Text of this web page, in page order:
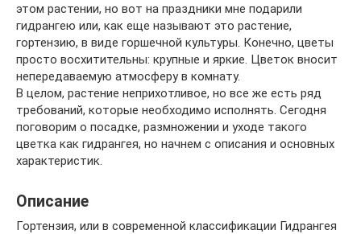
этом растении, но вот на праздники мне подарили
гидрангею или, как еще называют это растение,
гортензию, в виде горшечной культуры. Конечно, цветы
просто восхитительны: крупные и яркие. Цветок вносит
непередаваемую атмосферу в комнату.
В целом, растение неприхотливое, но все же есть ряд
требований, которые необходимо исполнять. Сегодня
поговорим о посадке, размножении и уходе такого
цветка как гидрангея, но начнем с описания и основных
характеристик.
Описание
Гортензия, или в современной классификации Гидрангея